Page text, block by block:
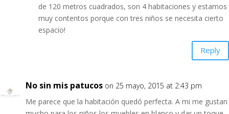
de 120 metros cuadrados, son 4 habitaciones y estamos
muy contentos porque con tres niños se necesita cierto
espacio!
Reply
No sin mis patucos on 25 mayo, 2015 at 2:43 pm
Me parece que la habitación quedó perfecta. A mi me gustan